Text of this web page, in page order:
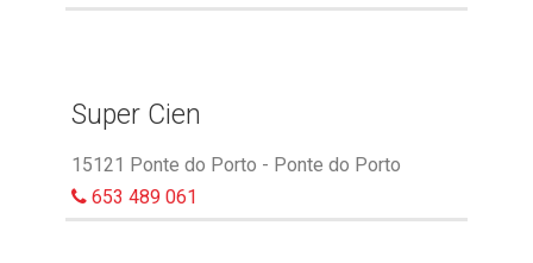
Super Cien
15121 Ponte do Porto - Ponte do Porto
653 489 061